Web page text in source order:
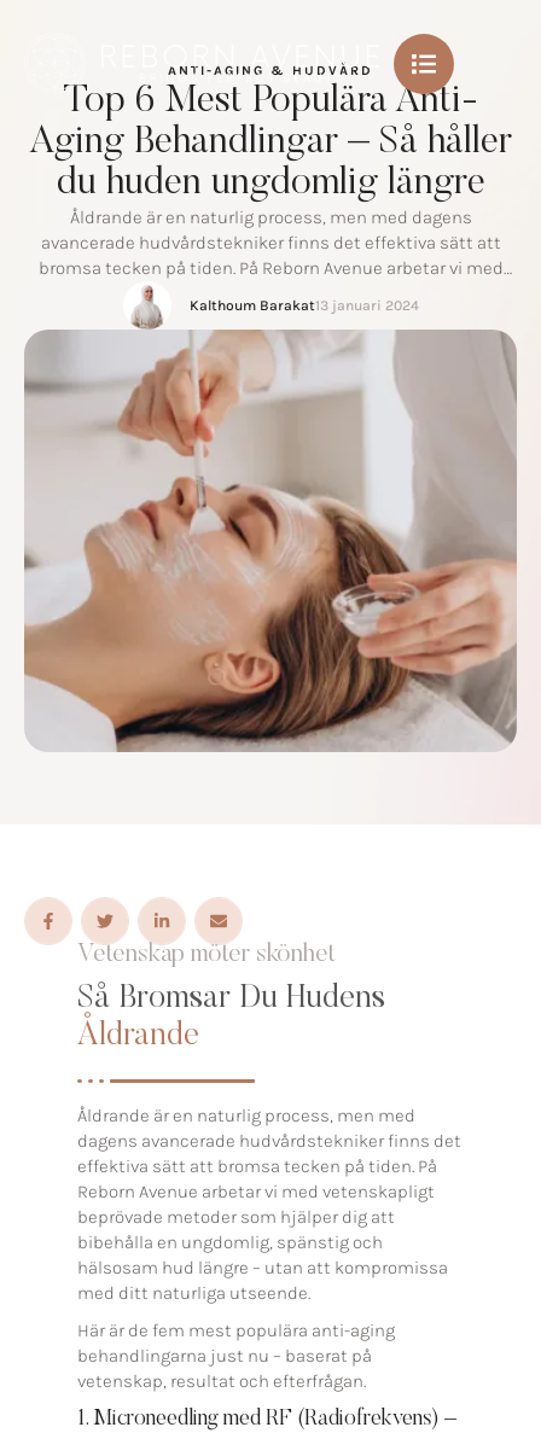
ANTI-AGING & HUDVÅRD
Top 6 Mest Populära Anti-
Aging Behandlingar – Så håller
du huden ungdomlig längre
Åldrande är en naturlig process, men med dagens
avancerade hudvårdstekniker finns det effektiva sätt att
bromsa tecken på tiden. På Reborn Avenue arbetar vi med
vetenskapligt beprövade metoder som hjälper dig att
bibehålla en ungdomlig, spänstig och hälsosam hud längre –
utan att kompromissa med ditt naturliga utseende. Här är
de fem mest populära anti-aging …
Kalthoum Barakat13 januari 2024
Vetenskap möter skönhet
Så Bromsar Du Hudens
Åldrande
Åldrande är en naturlig process, men med
dagens avancerade hudvårdstekniker finns det
effektiva sätt att bromsa tecken på tiden. På
Reborn Avenue arbetar vi med vetenskapligt
beprövade metoder som hjälper dig att
bibehålla en ungdomlig, spänstig och
hälsosam hud längre – utan att kompromissa
med ditt naturliga utseende.
Här är de fem mest populära anti-aging
behandlingarna just nu – baserat på
vetenskap, resultat och efterfrågan.
1. Microneedling med RF (Radiofrekvens) –